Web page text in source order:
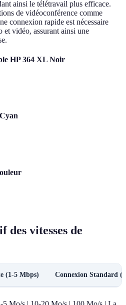
ainsi le télétravail plus efficace.
de vidéoconférence comme
connexion rapide est nécessaire
et vidéo, assurant ainsi une
HP 364 XL Noir
des vitesses de
(1-5 Mbps) Connexion Standard